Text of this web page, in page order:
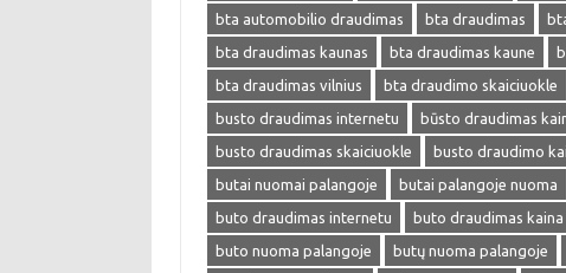
bta automobilio draudimas
bta draudimas
bta draudimas kaunas
bta draudimas kaune
bta draudimas vilnius
bta draudimo skaiciuokle
busto draudimas internetu
būsto draudimas
busto draudimas skaiciuokle
busto draudimo
butai nuomai palangoje
butai palangoje nuoma
buto draudimas internetu
buto draudimas kaina
buto nuoma palangoje
butų nuoma palangoje